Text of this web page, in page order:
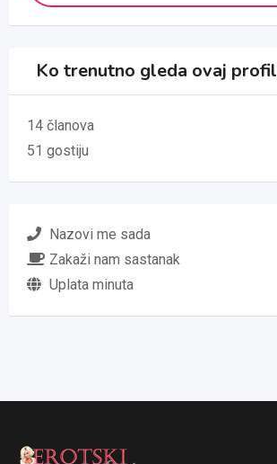
Ko trenutno gleda ovaj profil
14 članova
51 gostiju
Nazovi me sada
Zakaži nam sastanak
Uplata minuta